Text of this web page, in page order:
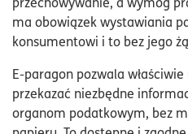
ma obowiązek wystawiania
konsumentowi i to bez jego
E-paragon pozwala
przekazać niezbędne
organom podatkowym, bez